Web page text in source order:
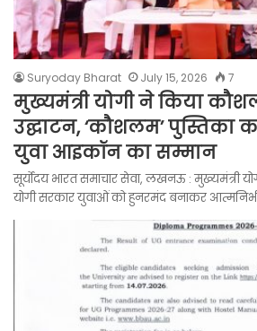
Suryoday Bharat July 15, 2026 7
मुख्यमंत्री योगी ने किया कौशल
उद्घाटन, ‘कौशलम’ पुस्तिका
युवा आइकॉन का सम्मान
सूर्योदय भारत समाचार सेवा, लखनऊ : मुख्यमंत्री
योगी सरकार युवाओं को हुनरमंद बनाकर